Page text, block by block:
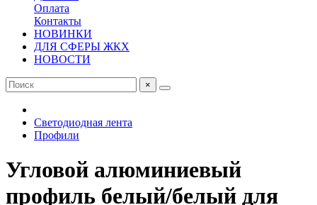
Оплата
Контакты
НОВИНКИ
ДЛЯ СФЕРЫ ЖКХ
НОВОСТИ
×
Светодиодная лента
Профили
Угловой алюминиевый
профиль белый/белый для